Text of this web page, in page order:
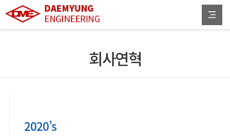
회사연혁
2020’s